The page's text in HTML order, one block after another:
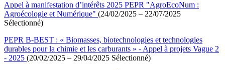
Appel à manifestation d’intérêts 2025 PEPR "AgroEcoNum :
Agroécologie et Numérique" (24/02/2025 – 22/07/2025
Sélectionné)
PEPR B-BEST : « Biomasses, biotechnologies et technologies
durables pour la chimie et les carburants » - Appel à projets Vague 2
- 2025 (20/02/2025 – 29/04/2025 Sélectionné)